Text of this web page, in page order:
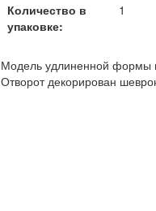
Количество в
упаковке:
1
Модель удлиненной формы
Отворот декорирован